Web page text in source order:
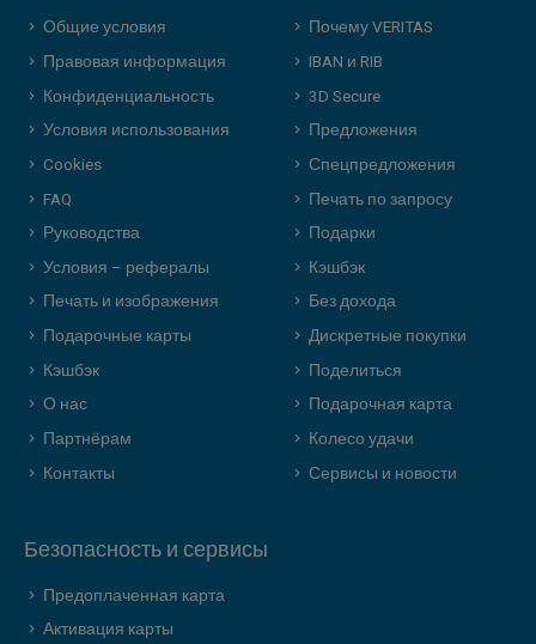
Общие условия
Правовая информация
Конфиденциальность
Условия использования
Cookies
FAQ
Руководства
Условия – рефералы
Печать и изображения
Подарочные карты
Кэшбэк
О нас
Партнёрам
Контакты
Почему VERITAS
IBAN и RIB
3D Secure
Предложения
Спецпредложения
Печать по запросу
Подарки
Кэшбэк
Без дохода
Дискретные покупки
Поделиться
Подарочная карта
Колесо удачи
Сервисы и новости
Безопасность и сервисы
Предоплаченная карта
Активация карты